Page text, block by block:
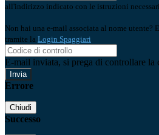
all'indirizzo indicato con le istruzioni
Non hai una e-mail associata al nome utente?
tramite la Login Spaggiari
E-mail inviata, si prega di controllare la
Errore
Chiudi
Successo